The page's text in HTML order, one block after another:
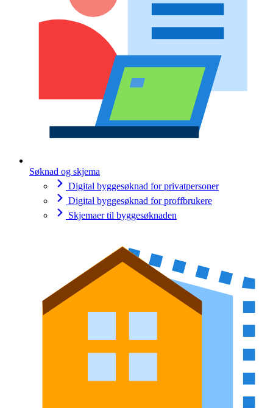
Søknad og skjema
Digital byggesøknad for privatpersoner
Digital byggesøknad for proffbrukere
Skjemaer til byggesøknaden